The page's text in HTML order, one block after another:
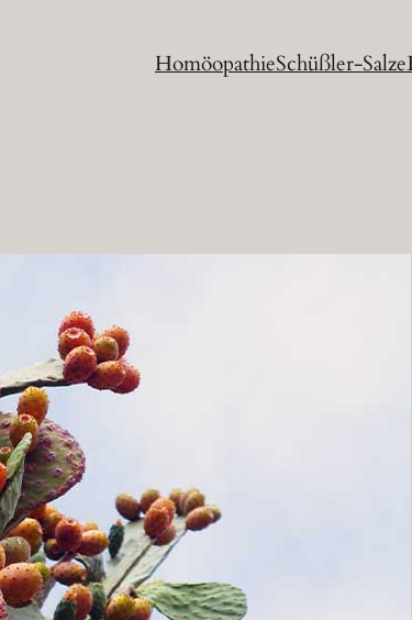
HomöopathieSchüßler-Salze